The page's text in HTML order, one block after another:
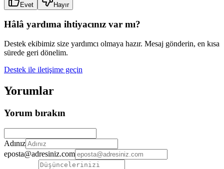
Evet Hayır
Hâlâ yardıma ihtiyacınız var mı?
Destek ekibimiz size yardımcı olmaya hazır. Mesaj gönderin, en kısa
sürede geri dönelim.
Destek ile iletişime geçin
Yorumlar
Yorum bırakın
Adınız
eposta@adresiniz.com